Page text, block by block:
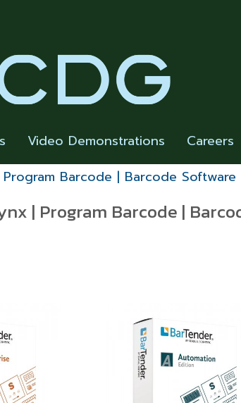
Video Demonstrations Careers
Program Barcode | Barcode Software
| Program Barcode |